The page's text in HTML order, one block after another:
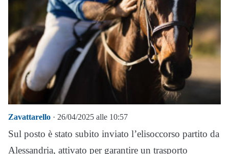
Zavattarello · 26/04/2025 alle 10:57
Sul posto è stato subito inviato l’elisoccorso partito da
Alessandria, attivato per garantire un trasporto